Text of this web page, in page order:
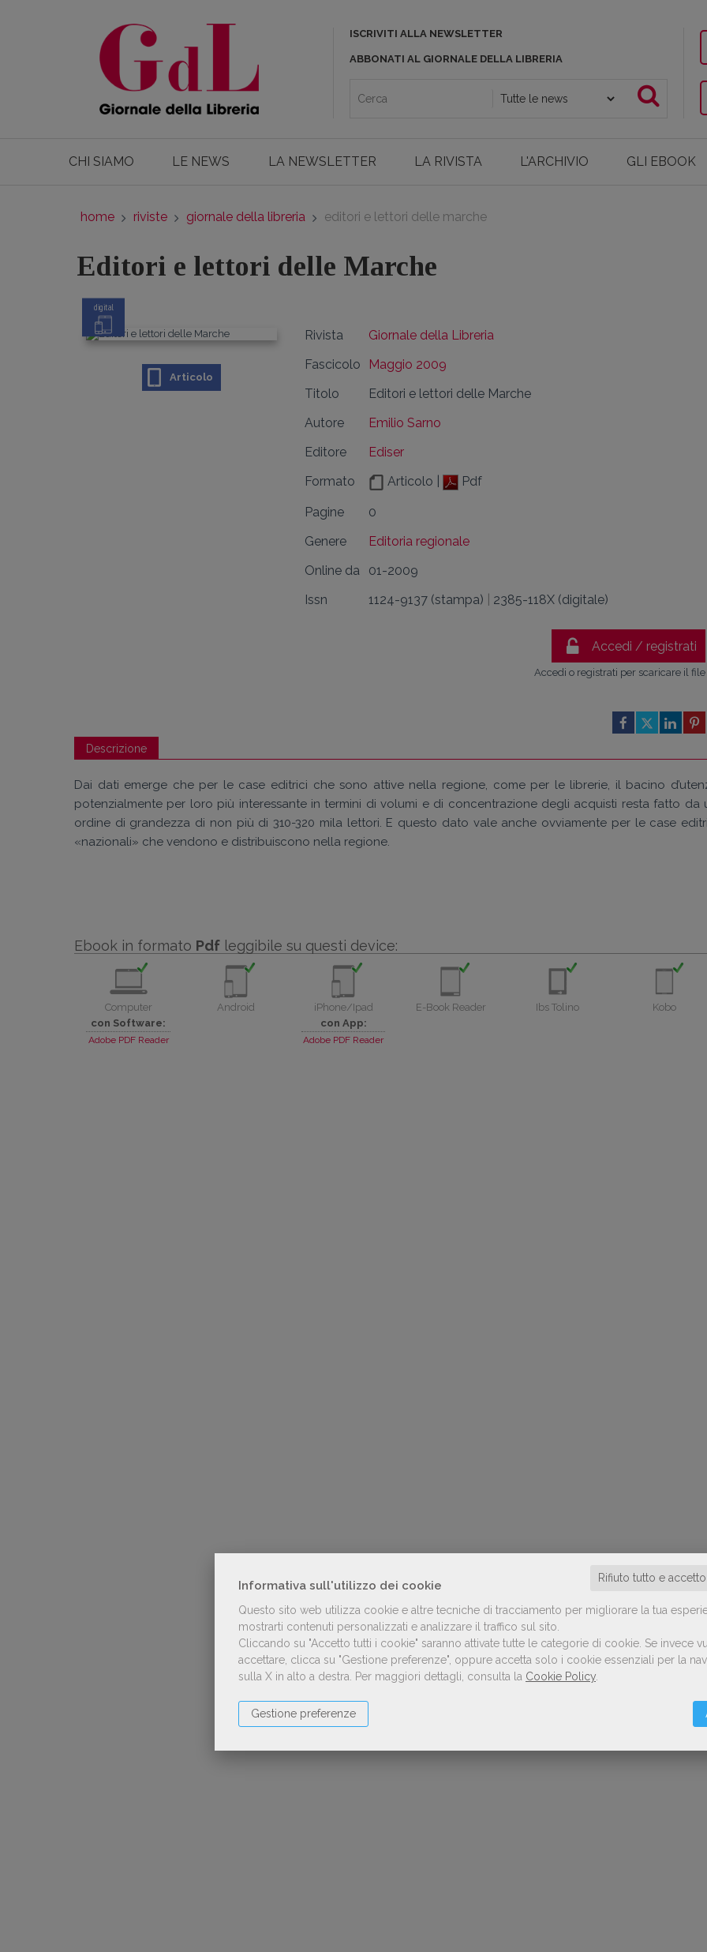
Informativa sull'utilizzo dei cookie
Rifiuto tutto e
Questo sito web utilizza cookie e altre tecniche di tracciamento per migliorare la tua
mostrarti contenuti personalizzati e analizzare il traffico sul sito.
Cliccando su "Accetto tutti i cookie" saranno attivate tutte le categorie di cookie. Se invece
accettare, clicca su "Gestione preferenze", oppure accetta solo i cookie essenziali per la
sulla X in alto a destra. Per maggiori dettagli, consulta la Cookie Policy
Gestione preferenze
ISCRIVITI ALLA NEWSLETTER
ABBONATI AL GIORNALE DELLA LIBRERIA
CHI SIAMO LE NEWS LA NEWSLETTER LA RIVISTA L'ARCHIVIO GLI EBOOK
home riviste giornale della libreria editori e lettori delle marche
Editori e lettori delle Marche
digital
Articolo
Rivista
Giornale della Libreria
Fascicolo
Maggio 2009
Titolo
Editori e lettori delle Marche
Autore
Emilio Sarno
Editore
Ediser
Formato
Articolo | Pdf
Pagine
0
Genere
Editoria regionale
Online da
01-2009
Issn
1124-9137 (stampa) 2385-118X (digitale)
Accedi / registrati
Accedi o registrati per scaricare il file
Descrizione
Dai dati emerge che per le case editrici che sono attive nella regione, come per le librerie, il bacino
potenzialmente per loro più interessante in termini di volumi e di concentrazione degli acquisti resta fatto da
ordine di grandezza di non più di 310-320 mila lettori. E questo dato vale anche ovviamente per le case
«nazionali» che vendono e distribuiscono nella regione.
Ebook in formato Pdf leggibile su questi device:
Computer
con Software:
Adobe PDF Reader
Android
iPhone/Ipad
con App:
Adobe PDF Reader
E-Book Reader Ibs Tolino Kobo